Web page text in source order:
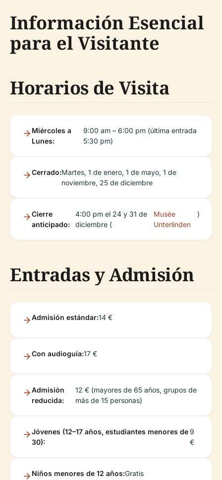
Información Esencial
para el Visitante
Horarios de Visita
Miércoles a
Lunes:
9:00 am – 6:00 pm (última entrada
5:30 pm)
Cerrado:Martes, 1 de enero, 1 de mayo, 1 de
noviembre, 25 de diciembre
Cierre
anticipado:
4:00 pm el 24 y 31 de
diciembre (
Musée
Unterlinden
)
Entradas y Admisión
Admisión estándar:14 €
Con audioguía:17 €
Admisión
reducida:
12 € (mayores de 65 años, grupos de
más de 15 personas)
Jóvenes (12–17 años, estudiantes menores de
30):
9
€
Niños menores de 12 años:Gratis